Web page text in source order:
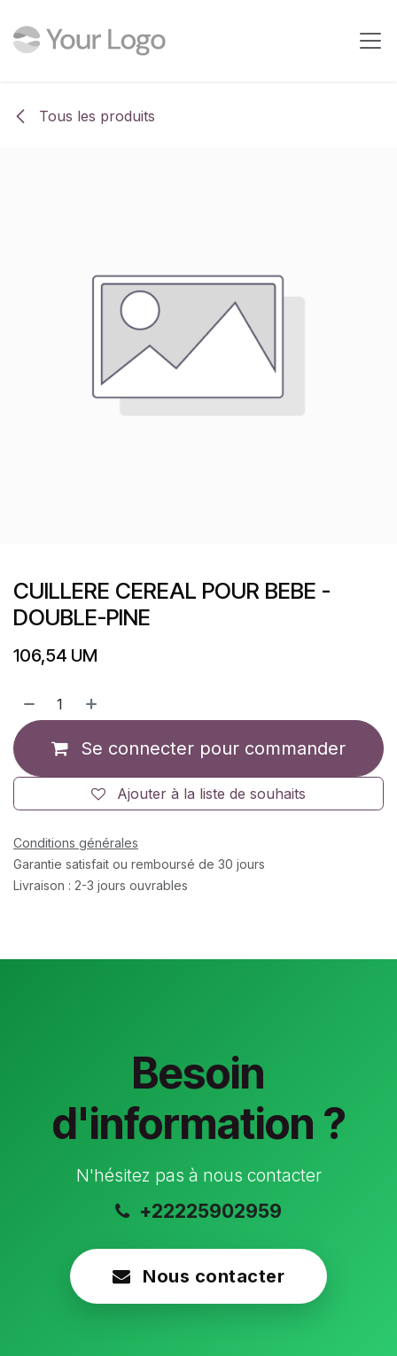
Tous les produits
CUILLERE CEREAL POUR BEBE -
DOUBLE-PINE
106,54 UM
Se connecter pour commander
Ajouter à la liste de souhaits
Conditions générales
Garantie satisfait ou remboursé de 30 jours
Livraison : 2-3 jours ouvrables
Besoin
d'information ?
N'hésitez pas à nous contacter
+22225902959
Nous contacter